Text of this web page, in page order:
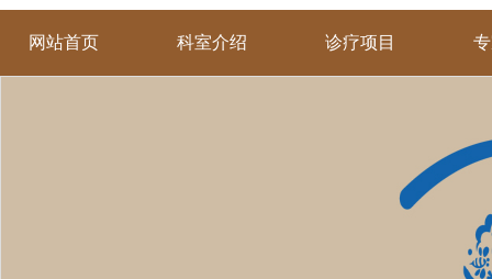
网站首页 科室介绍 诊疗项目